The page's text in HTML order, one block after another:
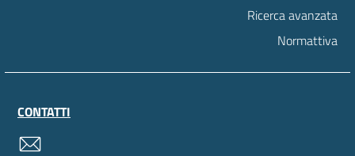
Ricerca avanzata
Normattiva
CONTATTI